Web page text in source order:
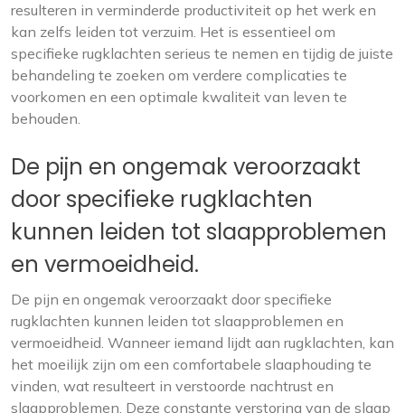
resulteren in verminderde productiviteit op het werk en
kan zelfs leiden tot verzuim. Het is essentieel om
specifieke rugklachten serieus te nemen en tijdig de juiste
behandeling te zoeken om verdere complicaties te
voorkomen en een optimale kwaliteit van leven te
behouden.
De pijn en ongemak veroorzaakt
door specifieke rugklachten
kunnen leiden tot slaapproblemen
en vermoeidheid.
De pijn en ongemak veroorzaakt door specifieke
rugklachten kunnen leiden tot slaapproblemen en
vermoeidheid. Wanneer iemand lijdt aan rugklachten, kan
het moeilijk zijn om een comfortabele slaaphouding te
vinden, wat resulteert in verstoorde nachtrust en
slaapproblemen. Deze constante verstoring van de slaap